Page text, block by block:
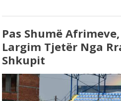
Pas Shumë
Largim Tjetër Nga
Shkupit